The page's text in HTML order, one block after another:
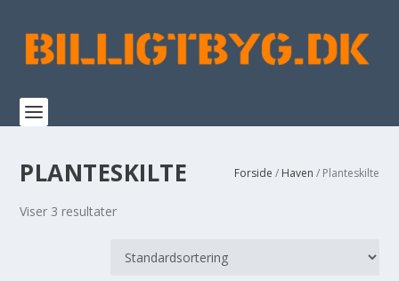
PLANTESKILTE Forside / Haven / Planteskilte
Viser 3 resultater